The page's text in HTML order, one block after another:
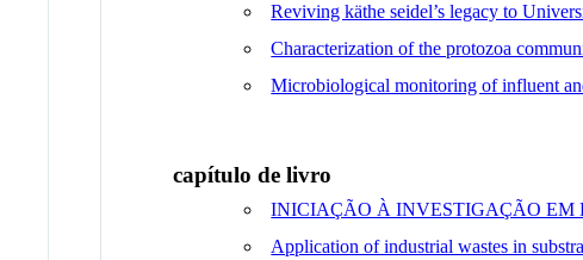
Reviving käthe seidel’s legacy to
Characterization of the protozoa
Microbiological monitoring of influent
capítulo de livro
INICIAÇÃO À INVESTIGAÇÃO EM
Application of industrial wastes in